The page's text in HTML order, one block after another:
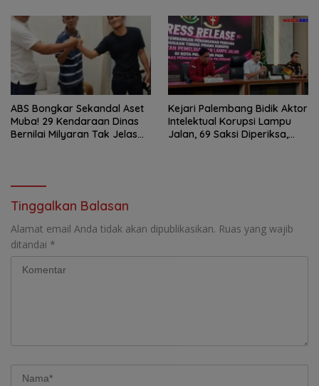
ABS Bongkar Sekandal Aset
Muba! 29 Kendaraan Dinas
Bernilai Milyaran Tak Jelas
Kejari Palembang Bidik Aktor
Intelektual Korupsi Lampu
Jalan, 69 Saksi Diperiksa,
Tinggalkan Balasan
Alamat email Anda tidak akan dipublikasikan. Ruas yang wajib
ditandai *